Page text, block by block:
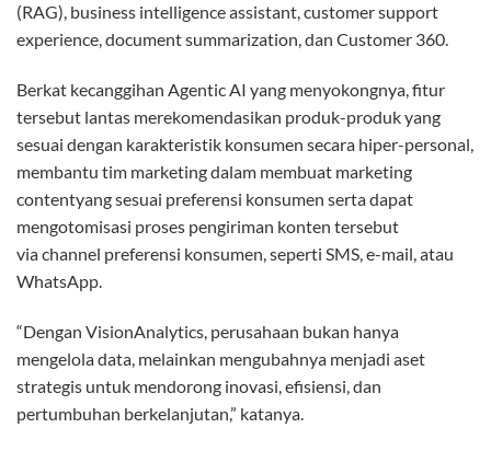
(RAG), business intelligence assistant, customersupport
experience,document summarization, dan Customer 360.
Berkat kecanggihan Agentic AI yang menyokongnya, fitur
tersebut lantas merekomendasikan produk-produk yang
sesuai dengan karakteristik konsumen secara hiper-personal,
membantu tim marketingdalam membuat marketing
contentyang sesuai preferensi konsumen serta dapat
mengotomisasi proses pengiriman konten tersebut
viachannel preferensi konsumen, seperti SMS, e-mail, atau
WhatsApp.
“Dengan VisionAnalytics, perusahaan bukan hanya
mengelola data, melainkan mengubahnya menjadi aset
strategis untuk mendorong inovasi, efisiensi, dan
pertumbuhan berkelanjutan,” katanya.